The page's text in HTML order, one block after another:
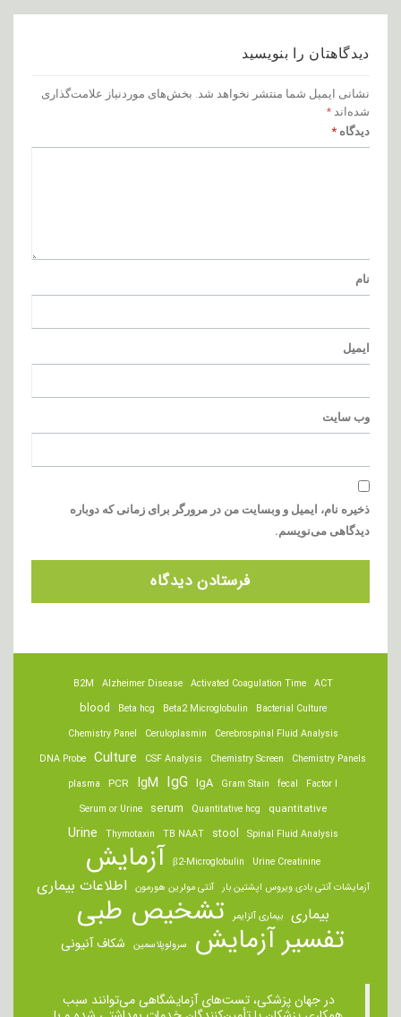
دیدگاهتان را بنویسید
نشانی ایمیل شما منتشر نخواهد شد. بخش‌های موردنیاز علامت‌گذاری
شده‌اند *
دیدگاه *
نام
ایمیل
وب‌ سایت
ذخیره نام، ایمیل و وبسایت من در مرورگر برای زمانی که دوباره
دیدگاهی می‌نویسم.
ACT
Activated Coagulation Time
Alzheimer Disease
B2M
Bacterial Culture
Beta2 Microglobulin
Beta hcg
blood
Cerebrospinal Fluid Analysis
Ceruloplasmin
Chemistry Panel
Chemistry Panels
Chemistry Screen
CSF Analysis
Culture
DNA Probe
Factor I
fecal
Gram Stain
IgA
IgG
IgM
PCR
plasma
quantitative
Quantitative hcg
serum
Serum or Urine
Spinal Fluid Analysis
stool
TB NAAT
Thymotaxin
Urine
Urine Creatinine
β2-Microglobulin آزمایش
آزمایشات آنتی بادی ویروس اپشتین بار آنتی مولرین هورمون اطلاعات بیماری
بیماری بیماری آلزایمر تشخیص طبی
تفسیر آزمایش سرولوپلاسمین شکاف آنیونی
در جهان پزشکی، تست‌های آزمایشگاهی می‌توانند سبب